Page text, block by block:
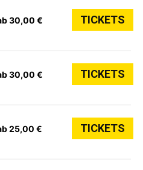
30,00 € TICKETS
30,00 € TICKETS
25,00 € TICKETS